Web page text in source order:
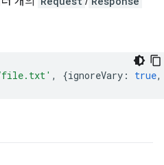
file.txt' , {ignoreVary : true,